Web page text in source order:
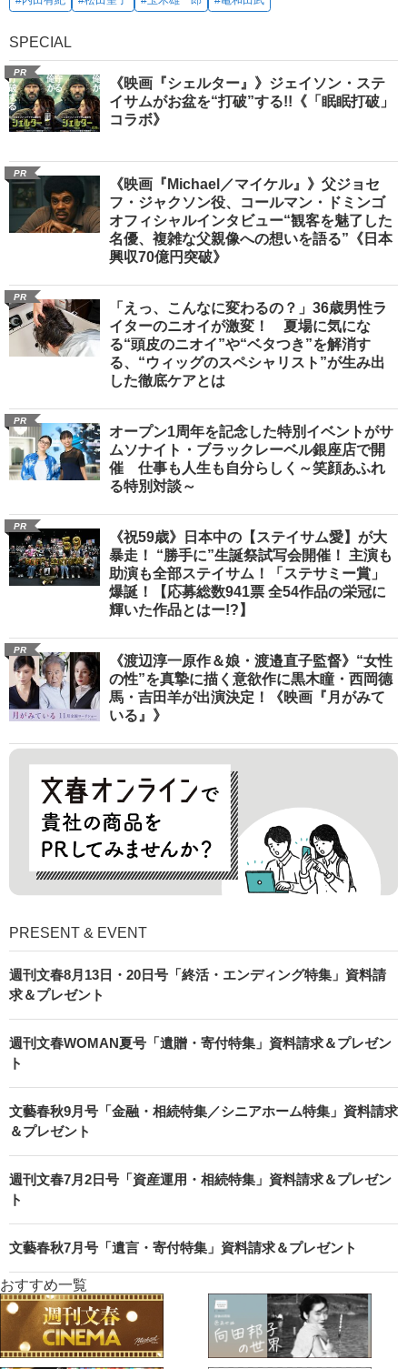
SPECIAL
PR
《映画『シェルター』》ジェイソン・ステ
イサムがお盆を“打破”する!!《「眠眠打破」
コラボ》
PR
《映画『Michael／マイケル』》父ジョセ
フ・ジャクソン役、コールマン・ドミンゴ
オフィシャルインタビュー“観客を魅了した
名優、複雑な父親像への想いを語る”《日本
興収70億円突破》
PR
「えっ、こんなに変わるの？」36歳男性ラ
イターのニオイが激変！ 夏場に気にな
る“頭皮のニオイ”や“ベタつき”を解消す
る、“ウィッグのスペシャリスト”が生み出
した徹底ケアとは
PR
オープン1周年を記念した特別イベントがサ
ムソナイト・ブラックレーベル銀座店で開
催 仕事も人生も自分らしく～笑顔あふれ
る特別対談～
PR
《祝59歳》日本中の【ステイサム愛】が大
暴走！ “勝手に”生誕祭試写会開催！ 主演も
助演も全部ステイサム！「ステサミー賞」
爆誕！【応募総数941票 全54作品の栄冠に
輝いた作品とはー!?】
PR
《渡辺淳一原作＆娘・渡邉直子監督》“女性
の性”を真摯に描く意欲作に黒木瞳・西岡德
馬・吉田羊が出演決定！《映画『月がみて
いる』》
PRESENT & EVENT
週刊文春8月13日・20日号「終活・エンディング特集」資料請
求＆プレゼント
週刊文春WOMAN夏号「遺贈・寄付特集」資料請求＆プレゼン
ト
文藝春秋9月号「金融・相続特集／シニアホーム特集」資料請求
＆プレゼント
週刊文春7月2日号「資産運用・相続特集」資料請求＆プレゼン
ト
文藝春秋7月号「遺言・寄付特集」資料請求＆プレゼント
おすすめ一覧